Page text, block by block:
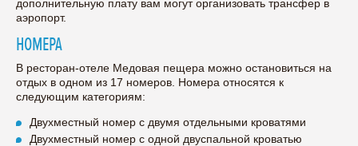
дополнительную плату вам могут организовать трансфер в
аэропорт.
НОМЕРА
В ресторан-отеле Медовая пещера можно остановиться на
отдых в одном из 17 номеров. Номера относятся к
следующим категориям:
Двухместный номер с двумя отдельными кроватями
Двухместный номер с одной двуспальной кроватью